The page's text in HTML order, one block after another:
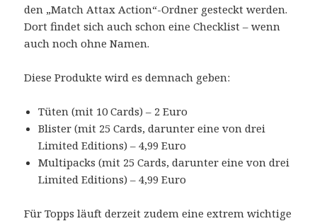
den „Match Attax Action“-Ordner gesteckt werden.
Dort findet sich auch schon eine Checklist – wenn
auch noch ohne Namen.
Diese Produkte wird es demnach geben:
Tüten (mit 10 Cards) – 2 Euro
Blister (mit 25 Cards, darunter eine von drei
Limited Editions) – 4,99 Euro
Multipacks (mit 25 Cards, darunter eine von drei
Limited Editions) – 4,99 Euro
Für Topps läuft derzeit zudem eine extrem wichtige